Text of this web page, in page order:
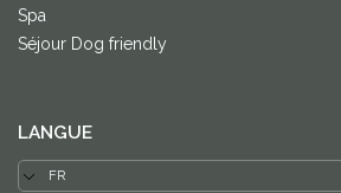
Spa
Séjour Dog friendly
LANGUE